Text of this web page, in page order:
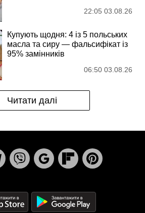
22:05 03.08.26
Купують щодня: 4 із 5 польських
масла та сиру — фальсифікат із
95% замінників
06:50 03.08.26
Читати далі